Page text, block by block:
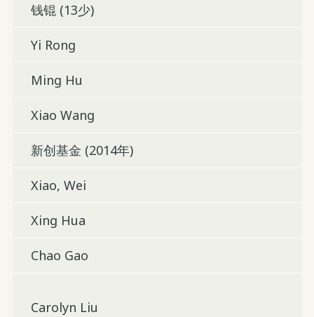
钱锟 (13少)
Yi Rong
Ming Hu
Xiao Wang
新创基金 (2014年)
Xiao, Wei
Xing Hua
Chao Gao
Carolyn Liu